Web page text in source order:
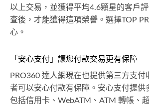
以上交易，並獲得平均4.6顆星的客戶
查後，才能獲得這項榮譽。選擇TOP
心。
「安心支付」讓您付款交易更有保障
PRO360 達人網現在也提供第三方支付
者可以安心付款有保障。安心支付提供
包括信用卡、WebATM、ATM 轉帳、